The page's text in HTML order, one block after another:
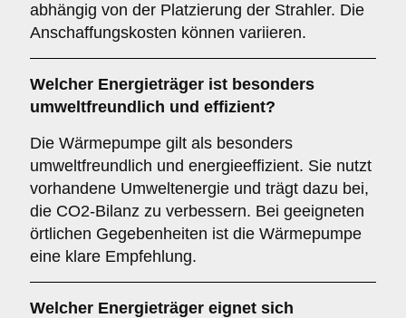
abhängig von der Platzierung der Strahler. Die
Anschaffungskosten können variieren.
Welcher Energieträger ist besonders
umweltfreundlich und effizient?
Die Wärmepumpe gilt als besonders
umweltfreundlich und energieeffizient. Sie nutzt
vorhandene Umweltenergie und trägt dazu bei,
die CO2-Bilanz zu verbessern. Bei geeigneten
örtlichen Gegebenheiten ist die Wärmepumpe
eine klare Empfehlung.
Welcher Energieträger eignet sich